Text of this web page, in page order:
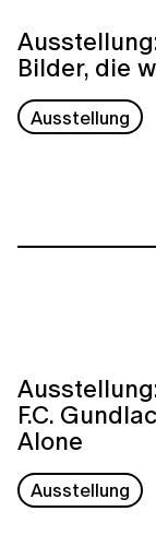
Bilder, die
Ausstellung
F.C.
Alone
Ausstellung